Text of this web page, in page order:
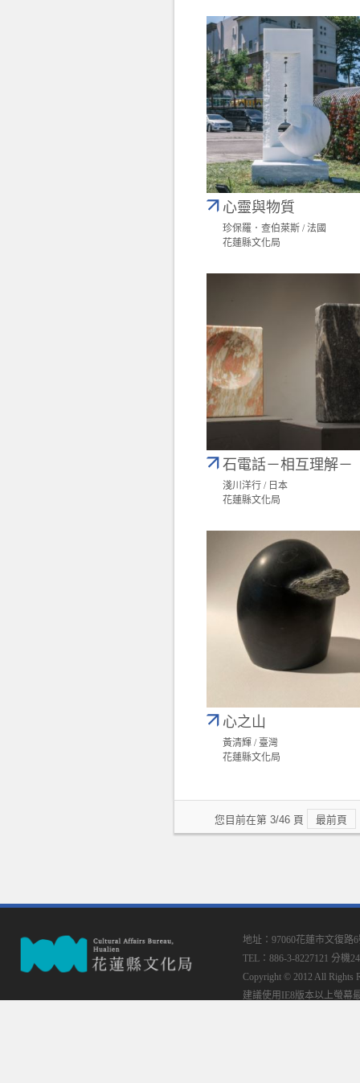
心靈與物質
珍保羅．查伯萊斯 / 法國
花蓮縣文化局
石電話－相互理解－
淺川洋行 / 日本
花蓮縣文化局
心之山
黃清輝 / 臺灣
花蓮縣文化局
您目前在第 3/46 頁 最前頁
地址：97060花蓮市文復路
TEL：886-3-8227121 分機
Copyright © 2012 All Rights
建議使用IE8版本以上螢幕